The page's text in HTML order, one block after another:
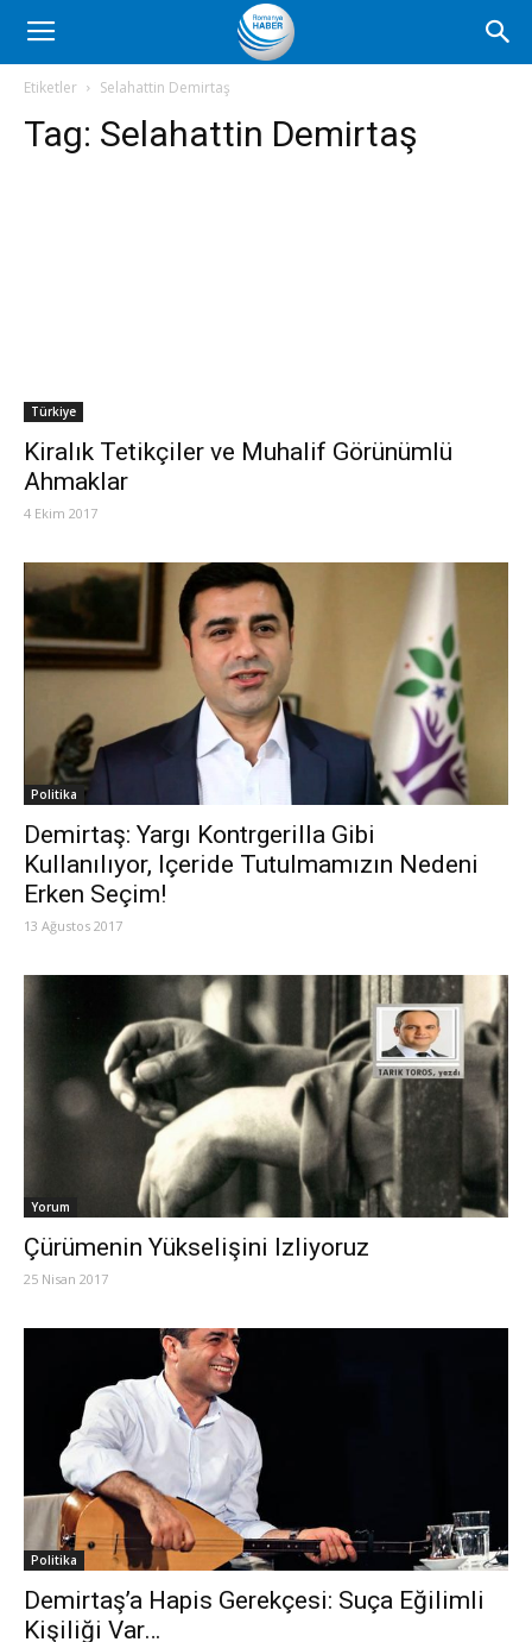
Romanya
Haber
Etiketler Selahattin Demirtaş
Tag: Selahattin Demirtaş
Türkiye
Kiralık Tetikçiler ve Muhalif Görünümlü
Ahmaklar
4 Ekim 2017
Politika
Demirtaş: Yargı Kontrgerilla Gibi
Kullanılıyor, Içeride Tutulmamızın Nedeni
Erken Seçim!
13 Ağustos 2017
Yorum
Çürümenin Yükselişini Izliyoruz
25 Nisan 2017
Politika
Demirtaş’a Hapis Gerekçesi: Suça Eğilimli
Kişiliği Var…